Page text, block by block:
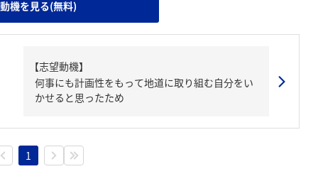
機を見る(無料)
【志望動機】
何事にも計画性をもって地道に取り組む自分をい
かせると思ったため
1